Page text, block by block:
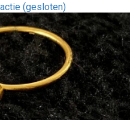
(gesloten)